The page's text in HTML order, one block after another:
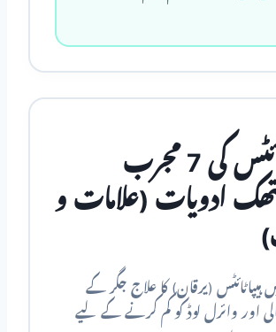
4. ہیپاٹائٹس کی 7 مجرب
ادویات (علامات و
ہیپاٹائٹس (يرقان) کا علاج جگر کے
اور وائرل لوڈ کو کم کرنے کے لیے